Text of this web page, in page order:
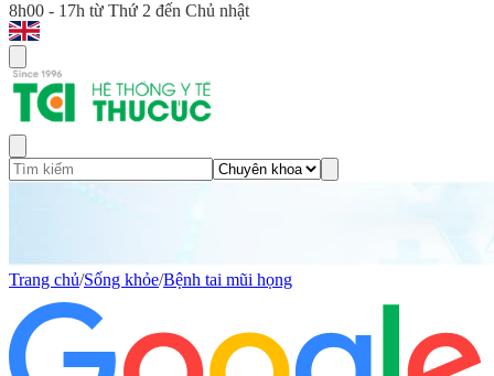
8h00 - 17h từ Thứ 2 đến Chủ nhật
Trang chủ/Sống khỏe/Bệnh tai mũi họng